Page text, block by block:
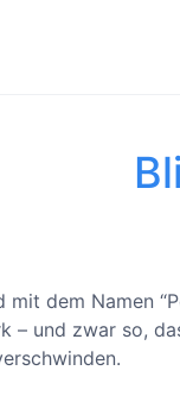
mit dem Namen
– und zwar so,